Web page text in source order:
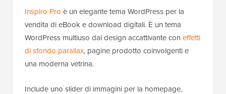
Inspiro Pro è un elegante tema WordPress per la
vendita di eBook e download digitali. È un tema
WordPress multiuso dal design accattivante con effetti
di sfondo parallax, pagine prodotto coinvolgenti e
una moderna vetrina.
Include uno slider di immagini per la homepage,